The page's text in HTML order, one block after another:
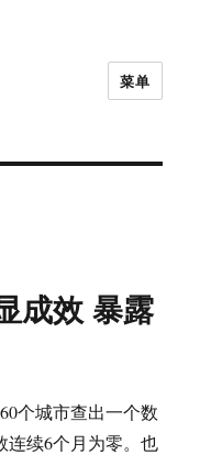
菜单
成效 暴露
个城市查出一个数
连续6个月为零。也